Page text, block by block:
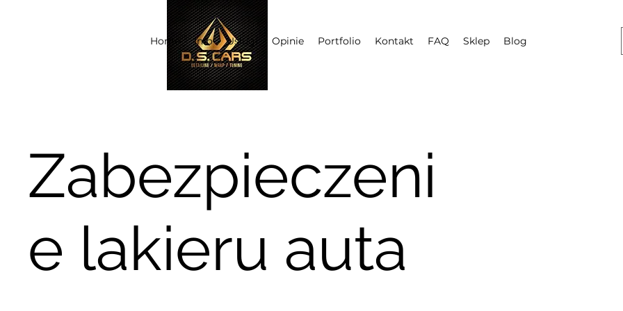
Home Info Usługi Opinie Portfolio Kontakt FAQ Sklep Blog
Zabezpieczeni
e lakieru auta